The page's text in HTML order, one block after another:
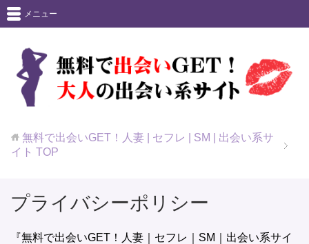
メニュー
無料で出会いGET！人妻 | セフレ | SM | 出会い系サ
イト TOP
プライバシーポリシー
『無料で出会いGET！人妻｜セフレ｜SM｜出会い系サイ